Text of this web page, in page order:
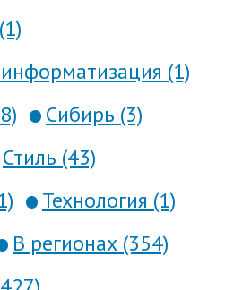
(1)
Сибирь (3)
Стиль (43)
Технология (1)
В регионах (354)